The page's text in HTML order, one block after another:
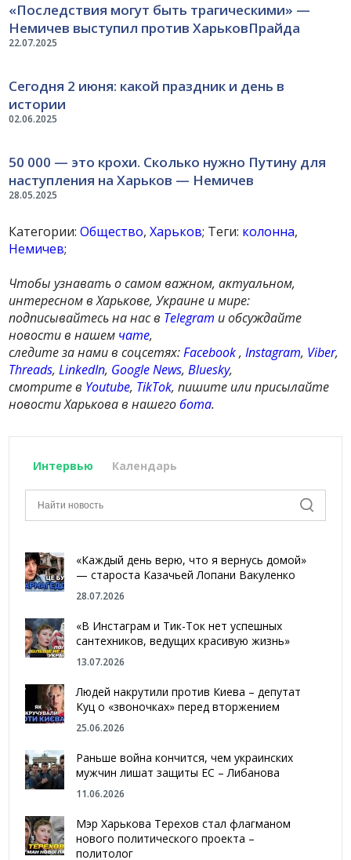
22.07.2025
«Последствия могут быть трагическими» —
Немичев выступил против ХарьковПрайда
02.06.2025
Сегодня 2 июня: какой праздник и день в
истории
28.05.2025
50 000 — это крохи. Сколько нужно Путину для
наступления на Харьков — Немичев
Категории:Общество,Харьков; Теги: колонна,
Немичев;
Чтобы узнавать о самом важном, актуальном,
интересном в Харькове, Украине и мире:
подписывайтесь на нас в Telegram и обсуждайте
новости в нашем чате,
следите за нами в соцсетях:Facebook,Instagram, Viber,
Threads,LinkedIn, Google News,Bluesky,
смотрите в Youtube, TikTok, пишите или присылайте
новости Харькова в нашегобота.
Интервью Календарь
«Каждый день верю, что я вернусь домой»
— староста Казачьей Лопани Вакуленко
28.07.2026
«В Инстаграм и Тик-Ток нет успешных
сантехников, ведущих красивую жизнь»
13.07.2026
Людей накрутили против Киева – депутат
Куц о «звоночках» перед вторжением
25.06.2026
Раньше война кончится, чем украинских
мужчин лишат защиты ЕС – Либанова
11.06.2026
Мэр Харькова Терехов стал флагманом
нового политического проекта –
политолог